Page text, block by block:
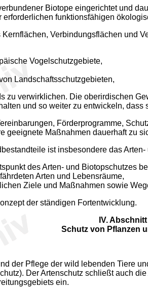
Biotope eingerichtet und
funktionsfähigen
Verbindungsflächen und
Vogelschutzgebiete,
Landschaftsschutzgebieten,
zu verwirklichen. Die oberirdischen
und so weiter zu entwickeln,
Förderprogramme,
geeignete Maßnahmen dauerhaft zu
ist insbesondere das
des Arten- und Biotopschutzes
Arten und Lebensräume,
Ziele und Maßnahmen sowie
der ständigen Fortentwicklung.
IV. Abschnitt
Schutz von Pflanzen
der Pflege der wild lebenden Tiere
Der Artenschutz schließt auch
ein.